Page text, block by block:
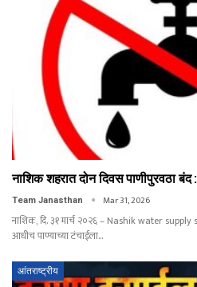
नाशिक शहरात दोन दिवस पाणीपुरवठा
Team Janasthan Mar 31, 2026
नाशिक, दि. ३१ मार्च २०२६ – Nashik water supply
आधीच पाण्याच्या टंचाईला…
आंतराष्ट्रीय